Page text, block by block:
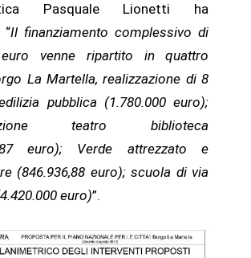
Pasquale Lionetti ha
“Il finanziamento complessivo di
euro venne ripartito in quattro
La Martella, realizzazione di 8
pubblica (1.780.000 euro);
teatro biblioteca
euro); Verde attrezzato e
(846.936,88 euro); scuola di via
euro)”.